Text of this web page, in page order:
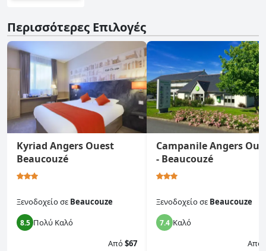
Περισσότερες Επιλογές
Kyriad Angers Ouest
Beaucouzé
Ξενοδοχείοσε Beaucouze
8.5 Πολύ Καλό
Από$67
Campanile Angers
- Beaucouzé
Ξενοδοχείοσε Beaucouze
7.4 Καλό
Από